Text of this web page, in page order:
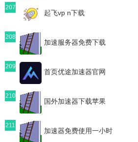
207
起飞vp n下载
208
加速服务器免费下载
209
首页优途加速器官网
210
国外加速器下载苹果
211
加速器免费使用一小时